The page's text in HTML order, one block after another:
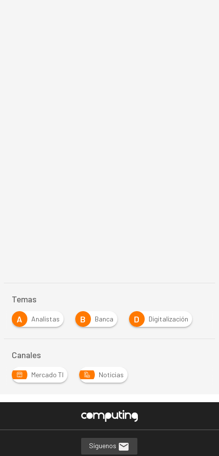
Temas
A
Analistas B Banca D Digitalización
Canales
Mercado TI Noticias
Síguenos